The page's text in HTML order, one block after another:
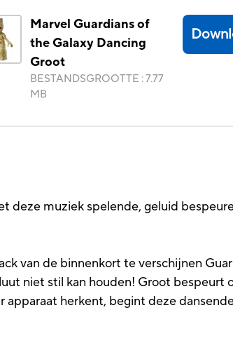
Marvel Guardians of
the Galaxy Dancing
Groot
BESTANDSGROOTTE :7.77
MB
deze muziek spelende, geluid
van de binnenkort te verschijnen
niet stil kan houden! Groot bespeurt
apparaat herkent, begint deze